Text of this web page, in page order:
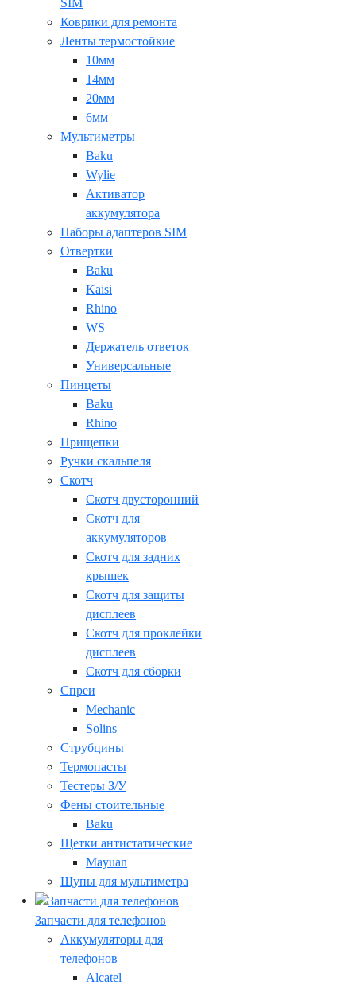
SIM
Коврики для ремонта
Ленты термостойкие
10мм
14мм
20мм
6мм
Мультиметры
Baku
Wylie
Активатор
аккумулятора
Наборы адаптеров SIM
Отвертки
Baku
Kaisi
Rhino
WS
Держатель ответок
Универсальные
Пинцеты
Baku
Rhino
Прищепки
Ручки скальпеля
Скотч
Скотч двусторонний
Скотч для
аккумуляторов
Скотч для задних
крышек
Скотч для защиты
дисплеев
Скотч для проклейки
дисплеев
Скотч для сборки
Спреи
Mechanic
Solins
Струбцины
Термопасты
Тестеры З/У
Фены стоительные
Baku
Щетки антистатические
Mayuan
Щупы для мультиметра
Запчасти для телефонов
Аккумуляторы для
телефонов
Alcatel